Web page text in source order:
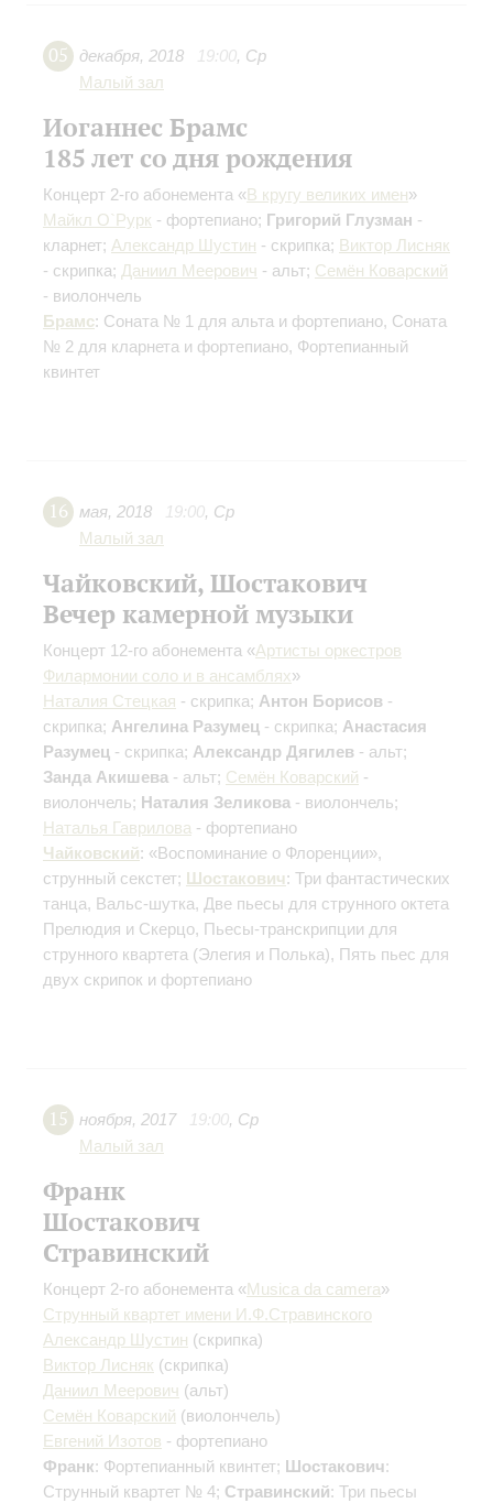
05 декабря, 2018 19:00, Ср
Малый зал
Иоганнес Брамс
185 лет со дня рождения
Концерт 2-го абонемента «В кругу великих имен»
Майкл О`Рурк - фортепиано; Григорий Глузман -
кларнет; Александр Шустин - скрипка; Виктор Лисняк
- скрипка; Даниил Меерович - альт; Семён Коварский
- виолончель
Брамс: Соната № 1 для альта и фортепиано, Соната
№ 2 для кларнета и фортепиано, Фортепианный
квинтет
16 мая, 2018 19:00, Ср
Малый зал
Чайковский, Шостакович
Вечер камерной музыки
Концерт 12-го абонемента «Артисты оркестров
Филармонии соло и в ансамблях»
Наталия Стецкая - скрипка; Антон Борисов -
скрипка; Ангелина Разумец - скрипка; Анастасия
Разумец - скрипка; Александр Дягилев - альт;
Занда Акишева - альт; Семён Коварский -
виолончель; Наталия Зеликова - виолончель;
Наталья Гаврилова - фортепиано
Чайковский: «Воспоминание о Флоренции»,
струнный секстет; Шостакович: Три фантастических
танца, Вальс-шутка, Две пьесы для струнного октета
Прелюдия и Скерцо, Пьесы-транскрипции для
струнного квартета (Элегия и Полька), Пять пьес для
двух скрипок и фортепиано
15 ноября, 2017 19:00, Ср
Малый зал
Франк
Шостакович
Стравинский
Концерт 2-го абонемента «Musica da camera»
Струнный квартет имени И.Ф.Стравинского
Александр Шустин (скрипка)
Виктор Лисняк (скрипка)
Даниил Меерович (альт)
Семён Коварский (виолончель)
Евгений Изотов - фортепиано
Франк: Фортепианный квинтет; Шостакович:
Струнный квартет № 4; Стравинский: Три пьесы